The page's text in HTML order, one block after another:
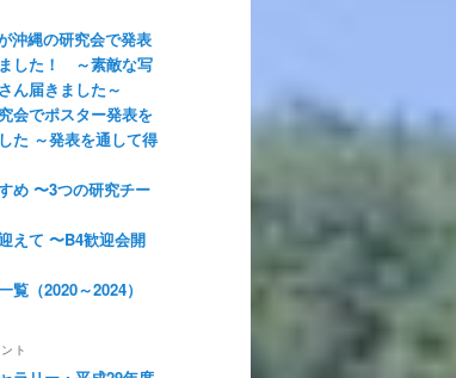
沖縄の研究会で発表
した！ ～素敵な写
ん届きました～
会でポスター発表を
た ～発表を通して得
め 〜3つの研究チー
えて 〜B4歓迎会開
覧（2020～2024）
ト